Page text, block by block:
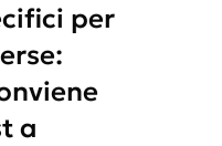
per
a